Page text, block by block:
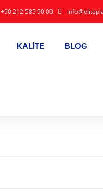
+90 212 585 90 00
KALITE BLOG